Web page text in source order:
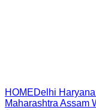
HOMEDelhi Haryana
Maharashtra Assam